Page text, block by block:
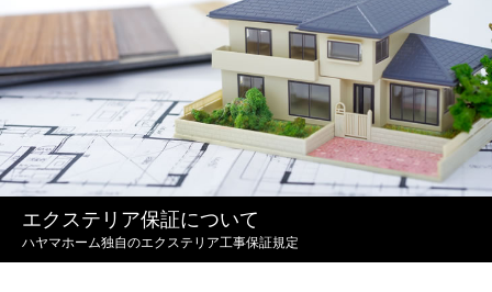
エクステリア保証について
ハヤマホーム独自のエクステリア工事保証規定